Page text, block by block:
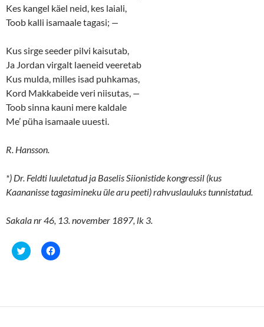
Kes kangel käel neid, kes laiali,
Toob kalli isamaale tagasi; —
Kus sirge seeder pilvi kaisutab,
Ja Jordan virgalt laeneid veeretab
Kus mulda, milles isad puhkamas,
Kord Makkabeide veri niisutas, —
Toob sinna kauni mere kaldale
Me’ püha isamaale uuesti.
R. Hansson.
*) Dr. Feldti luuletatud ja Baselis Siionistide kongressil (kus
Kaananisse tagasimineku üle aru peeti) rahvuslauluks tunnistatud.
Sakala nr 46, 13. november 1897, lk 3.
C
l
h
C
l
h